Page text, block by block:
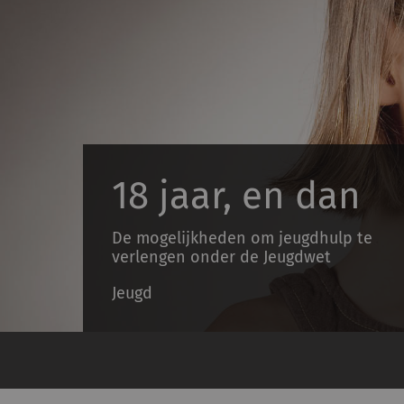
18 jaar, en dan
De mogelijkheden om jeugdhulp te
verlengen onder de Jeugdwet
Jeugd